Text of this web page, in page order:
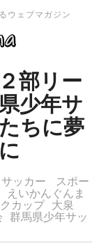
ウェブマガジン
部リー
少年サ
ちに夢
サッカー
スポー
えいかんぐんま
カップ 大泉
群馬県少年サッ